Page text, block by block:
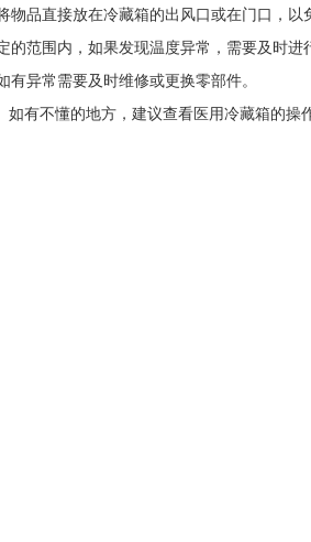
品直接放在冷藏箱的出风口或在门口，以
范围内，如果发现温度异常，需要及时进
异常需要及时维修或更换零部件。
有不懂的地方，建议查看医用冷藏箱的